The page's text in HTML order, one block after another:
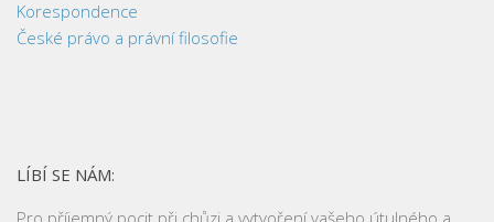
Korespondence
České právo a právní filosofie
LÍBÍ SE NÁM:
Pro příjemný pocit při chůzi a vytvoření vašeho útulného a